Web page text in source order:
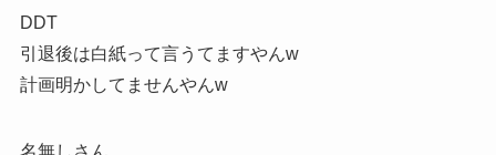
DDT
引退後は白紙って言うてますやんw
計画明かしてませんやんw